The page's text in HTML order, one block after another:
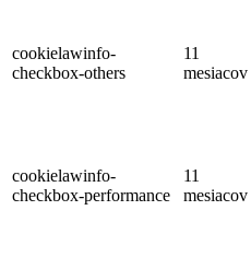
cookielawinfo-
checkbox-others
11
mesiacov
cookielawinfo-
checkbox-performance
11
mesiacov